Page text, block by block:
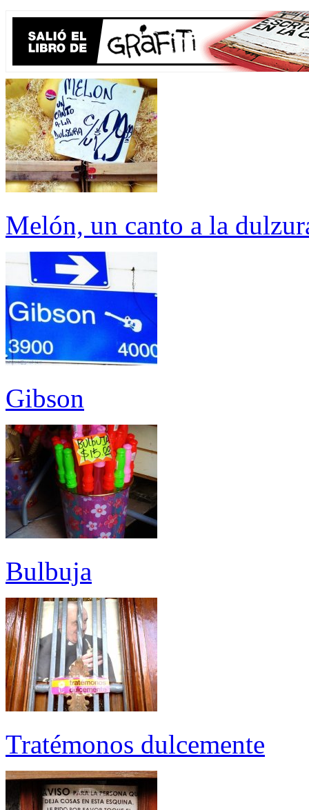
Melón, un canto a la
Gibson
Bulbuja
Tratémonos dulcemente